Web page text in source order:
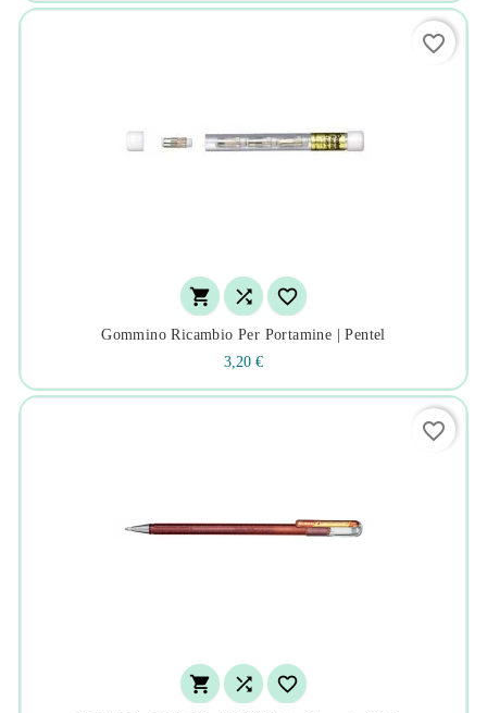
  
Gommino Ricambio Per Portamine | Pentel
3,20 €
favorite_border
  
favorite_border